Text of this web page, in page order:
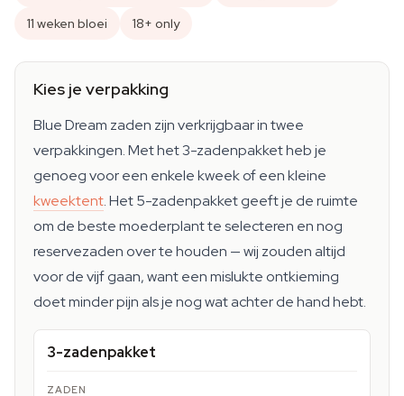
11 weken bloei
18+ only
Kies je verpakking
Blue Dream zaden zijn verkrijgbaar in twee
verpakkingen. Met het 3-zadenpakket heb je
genoeg voor een enkele kweek of een kleine
kweektent. Het 5-zadenpakket geeft je de ruimte
om de beste moederplant te selecteren en nog
reservezaden over te houden — wij zouden altijd
voor de vijf gaan, want een mislukte ontkieming
doet minder pijn als je nog wat achter de hand hebt.
3-zadenpakket